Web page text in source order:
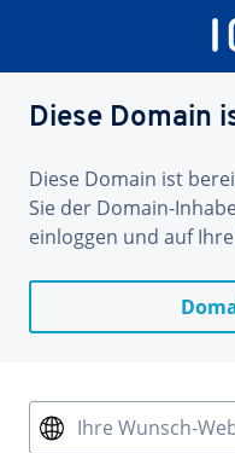
Diese Domain
Diese Domain ist
Sie der Domain-
einloggen und auf
Ihre Wunsch-